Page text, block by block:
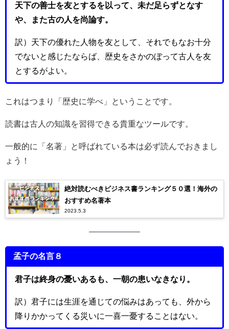
天下の善士を友とするを以って、未だ足らずとなす
や、また古の人を尚論す。
訳）天下の優れた人物を友として、それでもなお十分
でないと感じたならば、歴史をさかのぼって古人を友
とするがよい。
これはつまり「歴史に学べ」ということです。
読書は古人の知識を習得できる貴重なツールです。
一般的に「名著」と呼ばれている本は必ず読んでおきまし
ょう！
絶対読むべきビジネス書ランキング５０選！海外の
おすすめ名著本
2023.5.3
孟子の名言８
君子は終身の憂いあるも、一朝の患いなきなり。
訳）君子には生涯を通じての悩みはあっても、外から
降りかかってくる災いに一喜一憂することはない。